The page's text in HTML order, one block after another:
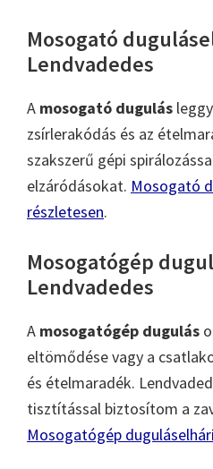
Mosogató
Lendvadedes
A mosogató dugulás
zsírlerakódás és az
szakszerű gépi
elzáródásokat. Mosogató
részletesen.
Mosogatógép
Lendvadedes
A mosogatógép dugulás
eltömődése vagy a
és ételmaradék.
tisztítással biztosítom a
Mosogatógép